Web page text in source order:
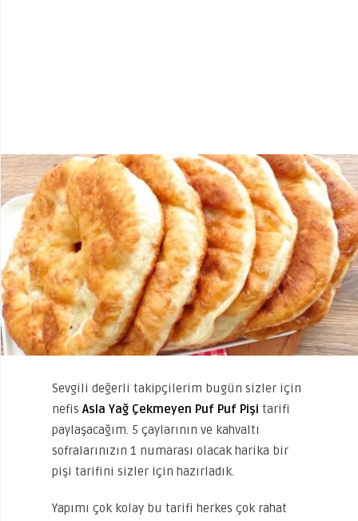
Sevgili değerli takipçilerim bugün sizler için
nefis Asla Yağ Çekmeyen Puf Puf Pişi tarifi
paylaşacağım. 5 çaylarının ve kahvaltı
sofralarınızın 1 numarası olacak harika bir
pişi tarifini sizler için hazırladık.
Yapımı çok kolay bu tarifi herkes çok rahat